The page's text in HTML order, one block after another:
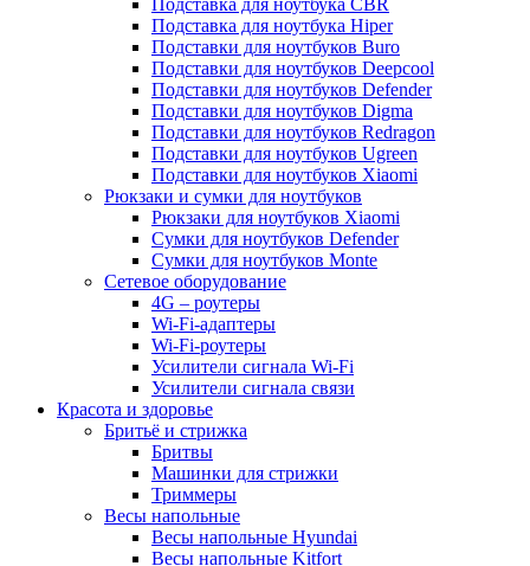
Подставка для ноутбука CBR
Подставка для ноутбука Hiper
Подставки для ноутбуков Buro
Подставки для ноутбуков Deepcool
Подставки для ноутбуков Defender
Подставки для ноутбуков Digma
Подставки для ноутбуков Redragon
Подставки для ноутбуков Ugreen
Подставки для ноутбуков Xiaomi
Рюкзаки и сумки для ноутбуков
Рюкзаки для ноутбуков Xiaomi
Сумки для ноутбуков Defender
Сумки для ноутбуков Monte
Сетевое оборудование
4G – роутеры
Wi-Fi-адаптеры
Wi-Fi-роутеры
Усилители сигнала Wi-Fi
Усилители сигнала связи
Красота и здоровье
Бритьё и стрижка
Бритвы
Машинки для стрижки
Триммеры
Весы напольные
Весы напольные Hyundai
Весы напольные Kitfort